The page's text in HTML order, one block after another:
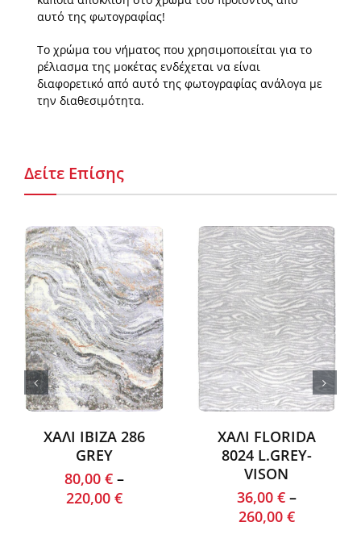
αυτό της φωτογραφίας!
Το χρώμα του νήματος που χρησιμοποιείται για το
ρέλιασμα της μοκέτας ενδέχεται να είναι
διαφορετικό από αυτό της φωτογραφίας ανάλογα με
την διαθεσιμότητα.
Δείτε Επίσης
ΧΑΛΙ IBIZA 286
GREY
80,00 €–
220,00 €
ΧΑΛΙ FLORIDA
8024 L.GREY-
VISON
36,00 €–
260,00 €